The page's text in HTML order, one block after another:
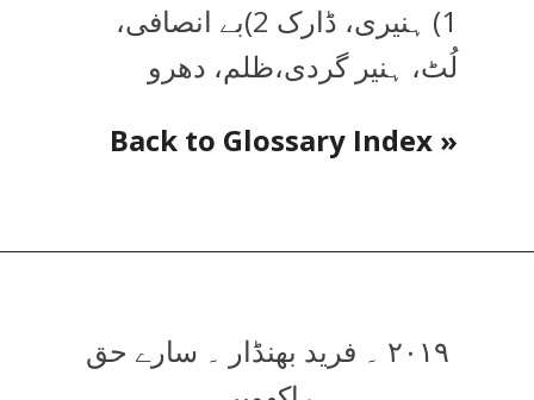
1) ہنیری، ڈارک 2)بے انصافی،
لُٹ، ہنیر گردی،ظلم، دھرو
« Back to Glossary Index
۲۰۱۹ ۔ فرید بھنڈار ۔ سارے حق